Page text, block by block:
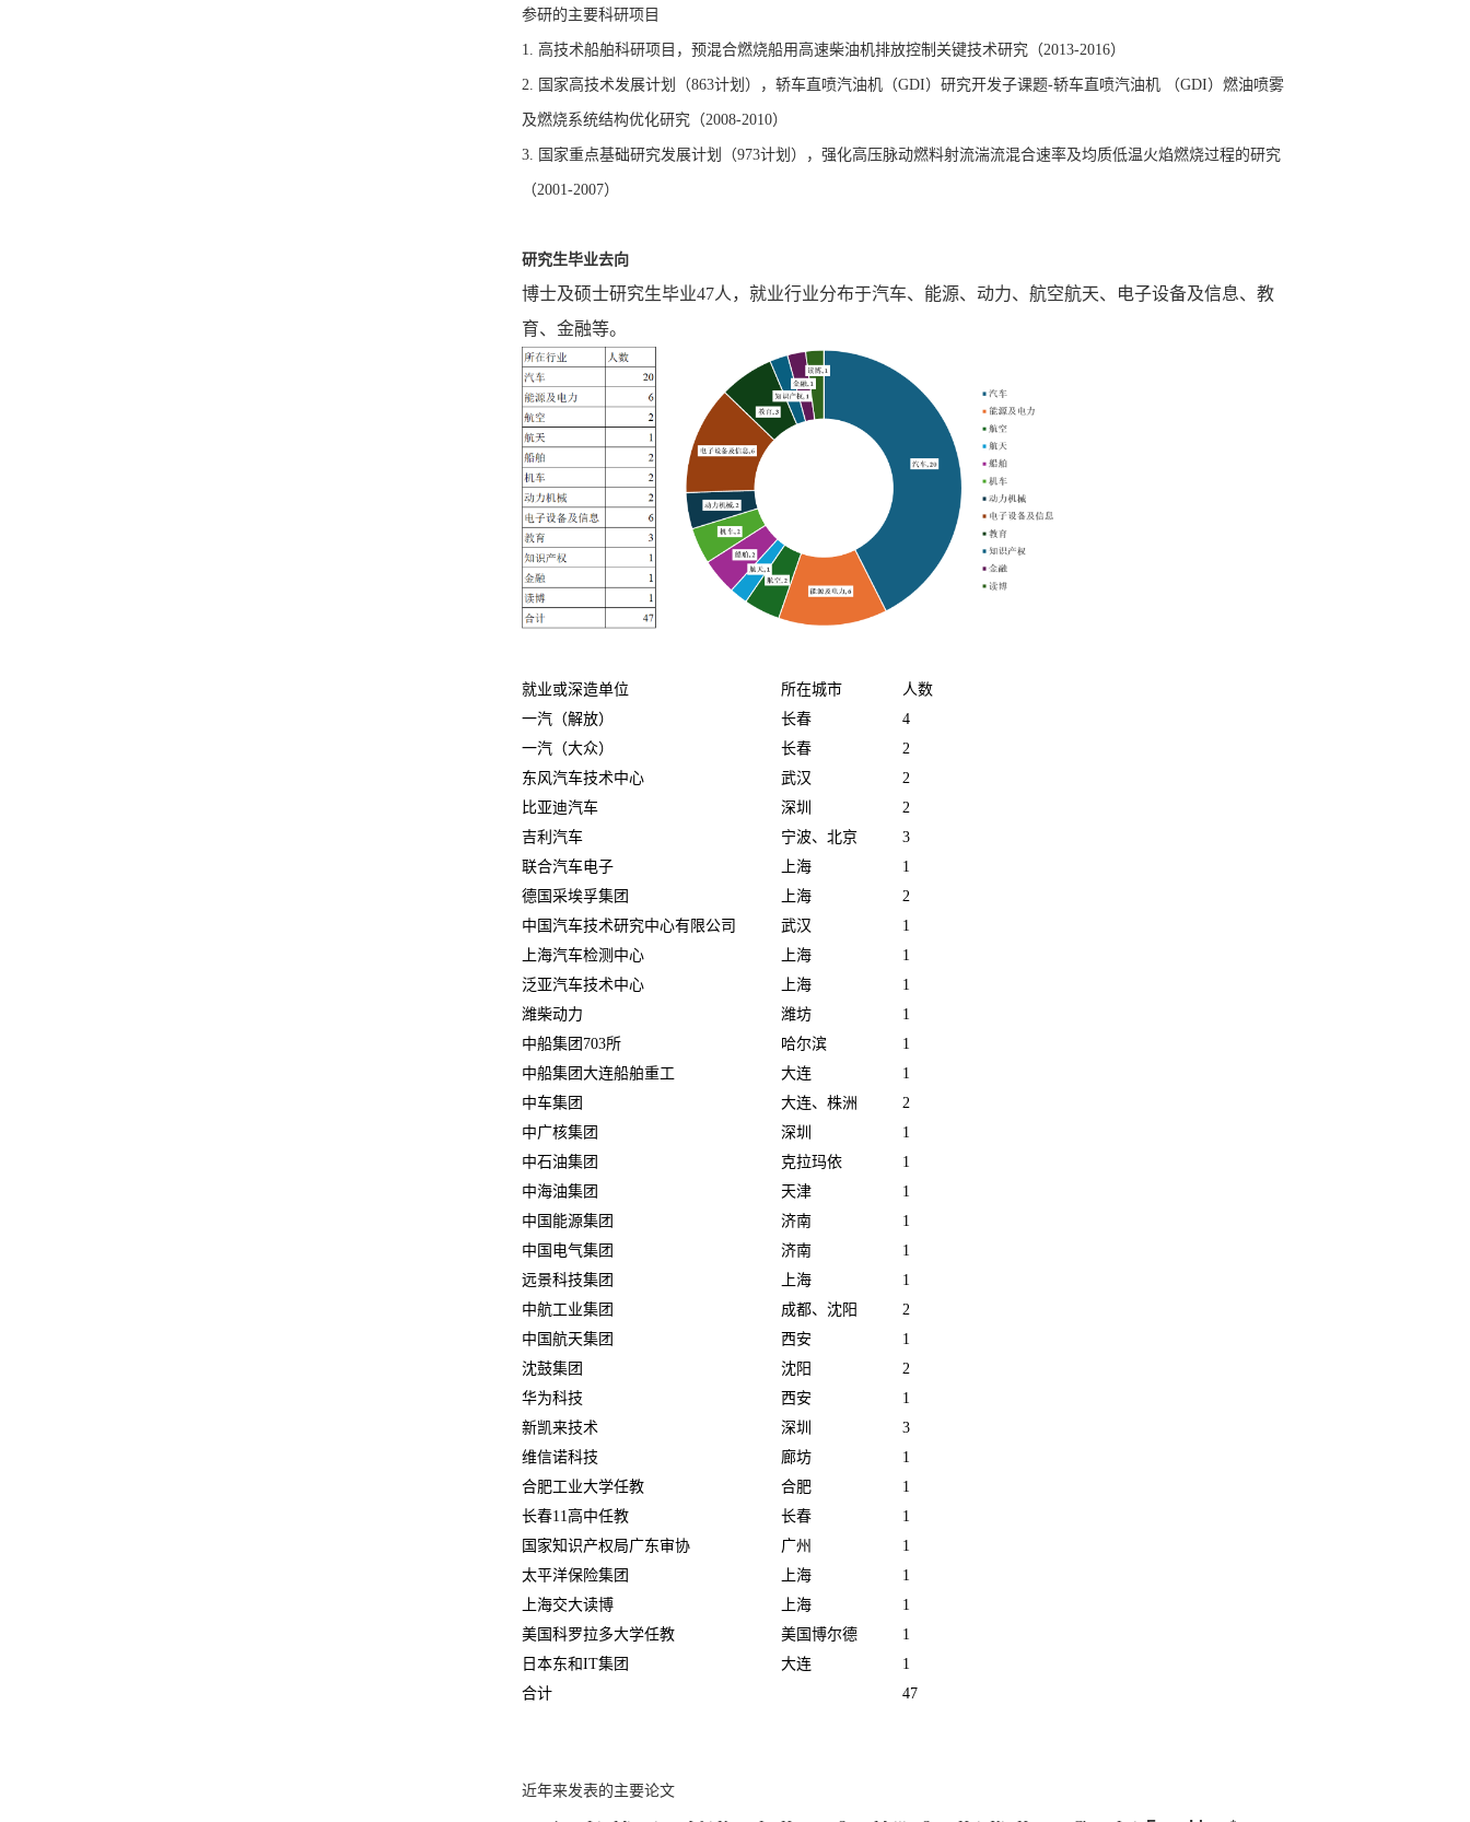
参研的主要科研项目
1. 高技术船舶科研项目，预混合燃烧船用高速柴油机排放控制关键技术研究（2013-2016）
2. 国家高技术发展计划（863计划），轿车直喷汽油机（GDI）研究开发子课题-轿车直喷汽油机 （GDI）燃油喷雾
及燃烧系统结构优化研究（2008-2010）
3. 国家重点基础研究发展计划（973计划），强化高压脉动燃料射流湍流混合速率及均质低温火焰燃烧过程的研究
（2001-2007）
研究生毕业去向
博士及硕士研究生毕业47人，就业行业分布于汽车、能源、动力、航空航天、电子设备及信息、教
育、金融等。
就业或深造单位 所在城市
人数
一汽（解放）
长春
4
一汽（大众）
长春
2
东风汽车技术中心
武汉
2
比亚迪汽车
深圳
2
吉利汽车
宁波、北京
3
联合汽车电子
上海
1
德国采埃孚集团
上海
2
中国汽车技术研究中心有限公司
武汉
1
上海汽车检测中心
上海
1
泛亚汽车技术中心
上海
1
潍柴动力
潍坊
1
中船集团703所
哈尔滨
1
中船集团大连船舶重工
大连
1
中车集团
大连、株洲
2
中广核集团
深圳
1
中石油集团
克拉玛依
1
中海油集团
天津
1
中国能源集团
济南
1
中国电气集团
济南
1
远景科技集团
上海
1
中航工业集团
成都、沈阳
2
中国航天集团
西安
1
沈鼓集团
沈阳
2
华为科技
西安
1
新凯来技术
深圳
3
维信诺科技
廊坊
1
合肥工业大学任教
合肥
1
长春11高中任教
长春
1
国家知识产权局广东审协
广州
1
太平洋保险集团
上海
1
上海交大读博
上海
1
美国科罗拉多大学任教
美国博尔德
1
日本东和IT集团
大连
1
合计
47
近年来发表的主要论文